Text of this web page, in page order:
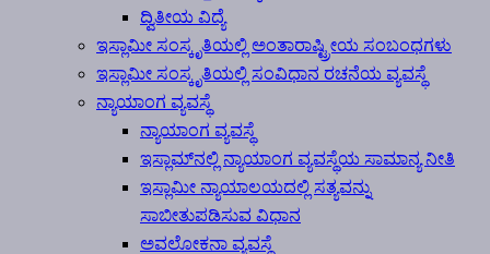
ದ್ವಿತೀಯ ವಿದ್ಯೆ
ಇಸ್ಲಾಮೀ ಸಂಸ್ಕೃತಿಯಲ್ಲಿ ಅಂತಾರಾಷ್ಟ್ರೀಯ ಸಂಬಂಧಗಳು
ಇಸ್ಲಾಮೀ ಸಂಸ್ಕೃತಿಯಲ್ಲಿ ಸಂವಿಧಾನ ರಚನೆಯ ವ್ಯವಸ್ಥೆ
ನ್ಯಾಯಾಂಗ ವ್ಯವಸ್ಥೆ
ನ್ಯಾಯಾಂಗ ವ್ಯವಸ್ಥೆ
ಇಸ್ಲಾಮ್‍ನಲ್ಲಿ ನ್ಯಾಯಾಂಗ ವ್ಯವಸ್ಥೆಯ ಸಾಮಾನ್ಯ ನೀತಿ
ಇಸ್ಲಾಮೀ ನ್ಯಾಯಾಲಯದಲ್ಲಿ ಸತ್ಯವನ್ನು
ಸಾಬೀತುಪಡಿಸುವ ವಿಧಾನ
ಅವಲೋಕನಾ ವ್ಯವಸ್ಥೆ